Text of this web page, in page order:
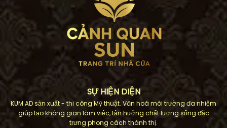
SỰ HIỆN DIỆN
KUM AD sản xuất - thi công Mỹ thuật. Văn hoá môi trường đa nhiệm
giúp tạo không gian làm việc, tận hưởng chất lượng sống đặc
trưng phong cách thành thị.